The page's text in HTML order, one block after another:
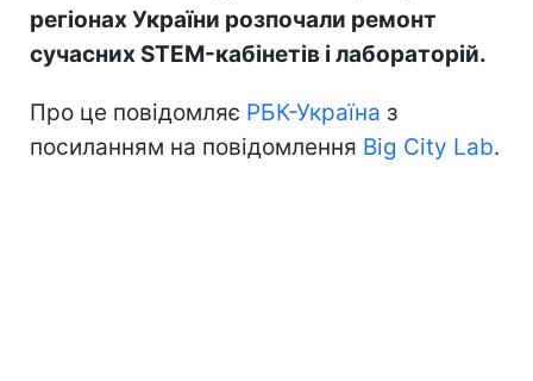
регіонах України розпочали ремонт
сучасних STEM-кабінетів і лабораторій.
Про це повідомляє РБК-Україна з
посиланням на повідомлення Big City Lab.